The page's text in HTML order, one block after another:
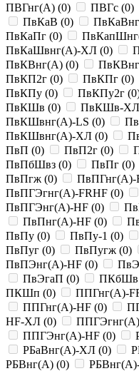
ПВГнг(A) (0) ПВГс (0)
ПвКаВ (0)
ПвКаПг (0)
ПвКаШвнг(A)-ХЛ (0)
ПвКВнг(A) (0)
ПвКП2г (0) ПвКПг (0)
ПвКПу (0) ПвКПу2г (0
ПвКШв (0) ПвКШв-ХЛ
ПвКШвнг(A)-LS (0)
ПвКШвнг(A)-ХЛ (0)
ПвП (0) ПвП2г (0)
ПвПбШвз (0) ПвПг (0)
ПвПгж (0) ПвПГнг(A)-
ПвПГЭгнг(A)-FRHF (0)
ПвПГЭнг(A)-HF (0)
ПвПнг(A)-HF (0)
ПвПу (0) ПвПу-1 (0)
ПвПуг (0) ПвПугж (0)
ПвПЭнг(A)-HF (0)
ПвЭгаП (0) ПКбШв
ПКШп (0) ППГнг(A)-
ППГнг(A)-HF (0)
HF-ХЛ (0)
ППГЭнг(A)-HF (0)
РБаВнг(A)-ХЛ (0)
РБВнг(A) (0)